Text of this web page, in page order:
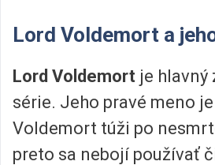
Lord Voldemort a
Lord Voldemort je hlavný
série. Jeho pravé meno
Voldemort túži po
preto sa nebojí používať